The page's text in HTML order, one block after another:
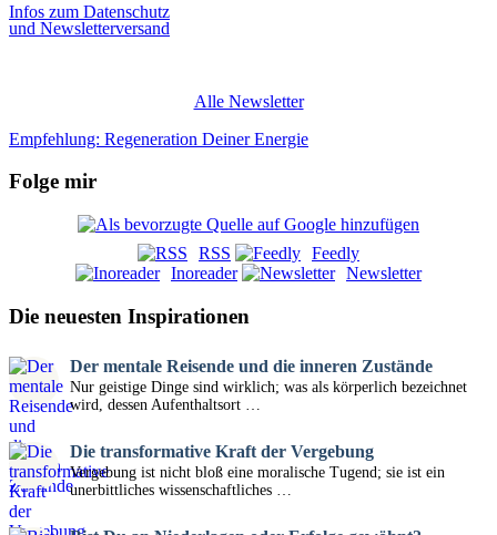
Infos zum Datenschutz
und Newsletterversand
Alle Newsletter
Empfehlung: Regeneration Deiner Energie
Folge mir
RSS
Feedly
Inoreader
Newsletter
Die neuesten Inspirationen
Der mentale Reisende und die inneren Zustände
Nur geistige Dinge sind wirklich; was als körperlich bezeichnet
wird, dessen Aufenthaltsort …
Die transformative Kraft der Vergebung
Vergebung ist nicht bloß eine moralische Tugend; sie ist ein
unerbittliches wissenschaftliches …